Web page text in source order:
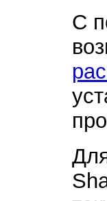
С